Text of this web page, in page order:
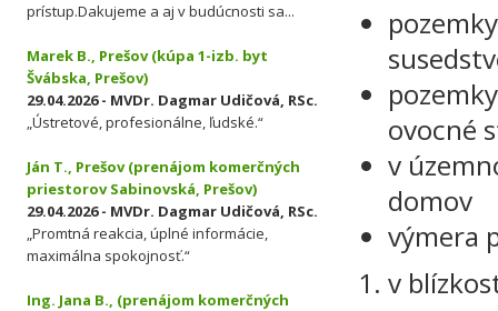
ovocné
v
domov
výmera
v
prístup.Dakujeme a aj v budúcnosti sa...
Marek B., Prešov (kúpa 1-izb. byt
Švábska, Prešov)
29.04.2026 - MVDr. Dagmar Udičová, RSc.
„Ústretové, profesionálne, ľudské.“
Ján T., Prešov (prenájom komerčných
priestorov Sabinovská, Prešov)
29.04.2026 - MVDr. Dagmar Udičová, RSc.
„Promtná reakcia, úplné informácie,
maximálna spokojnosť.“
Ing. Jana B., (prenájom komerčných